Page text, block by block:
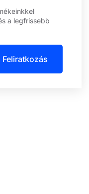
a legfrissebb
Feliratkozás